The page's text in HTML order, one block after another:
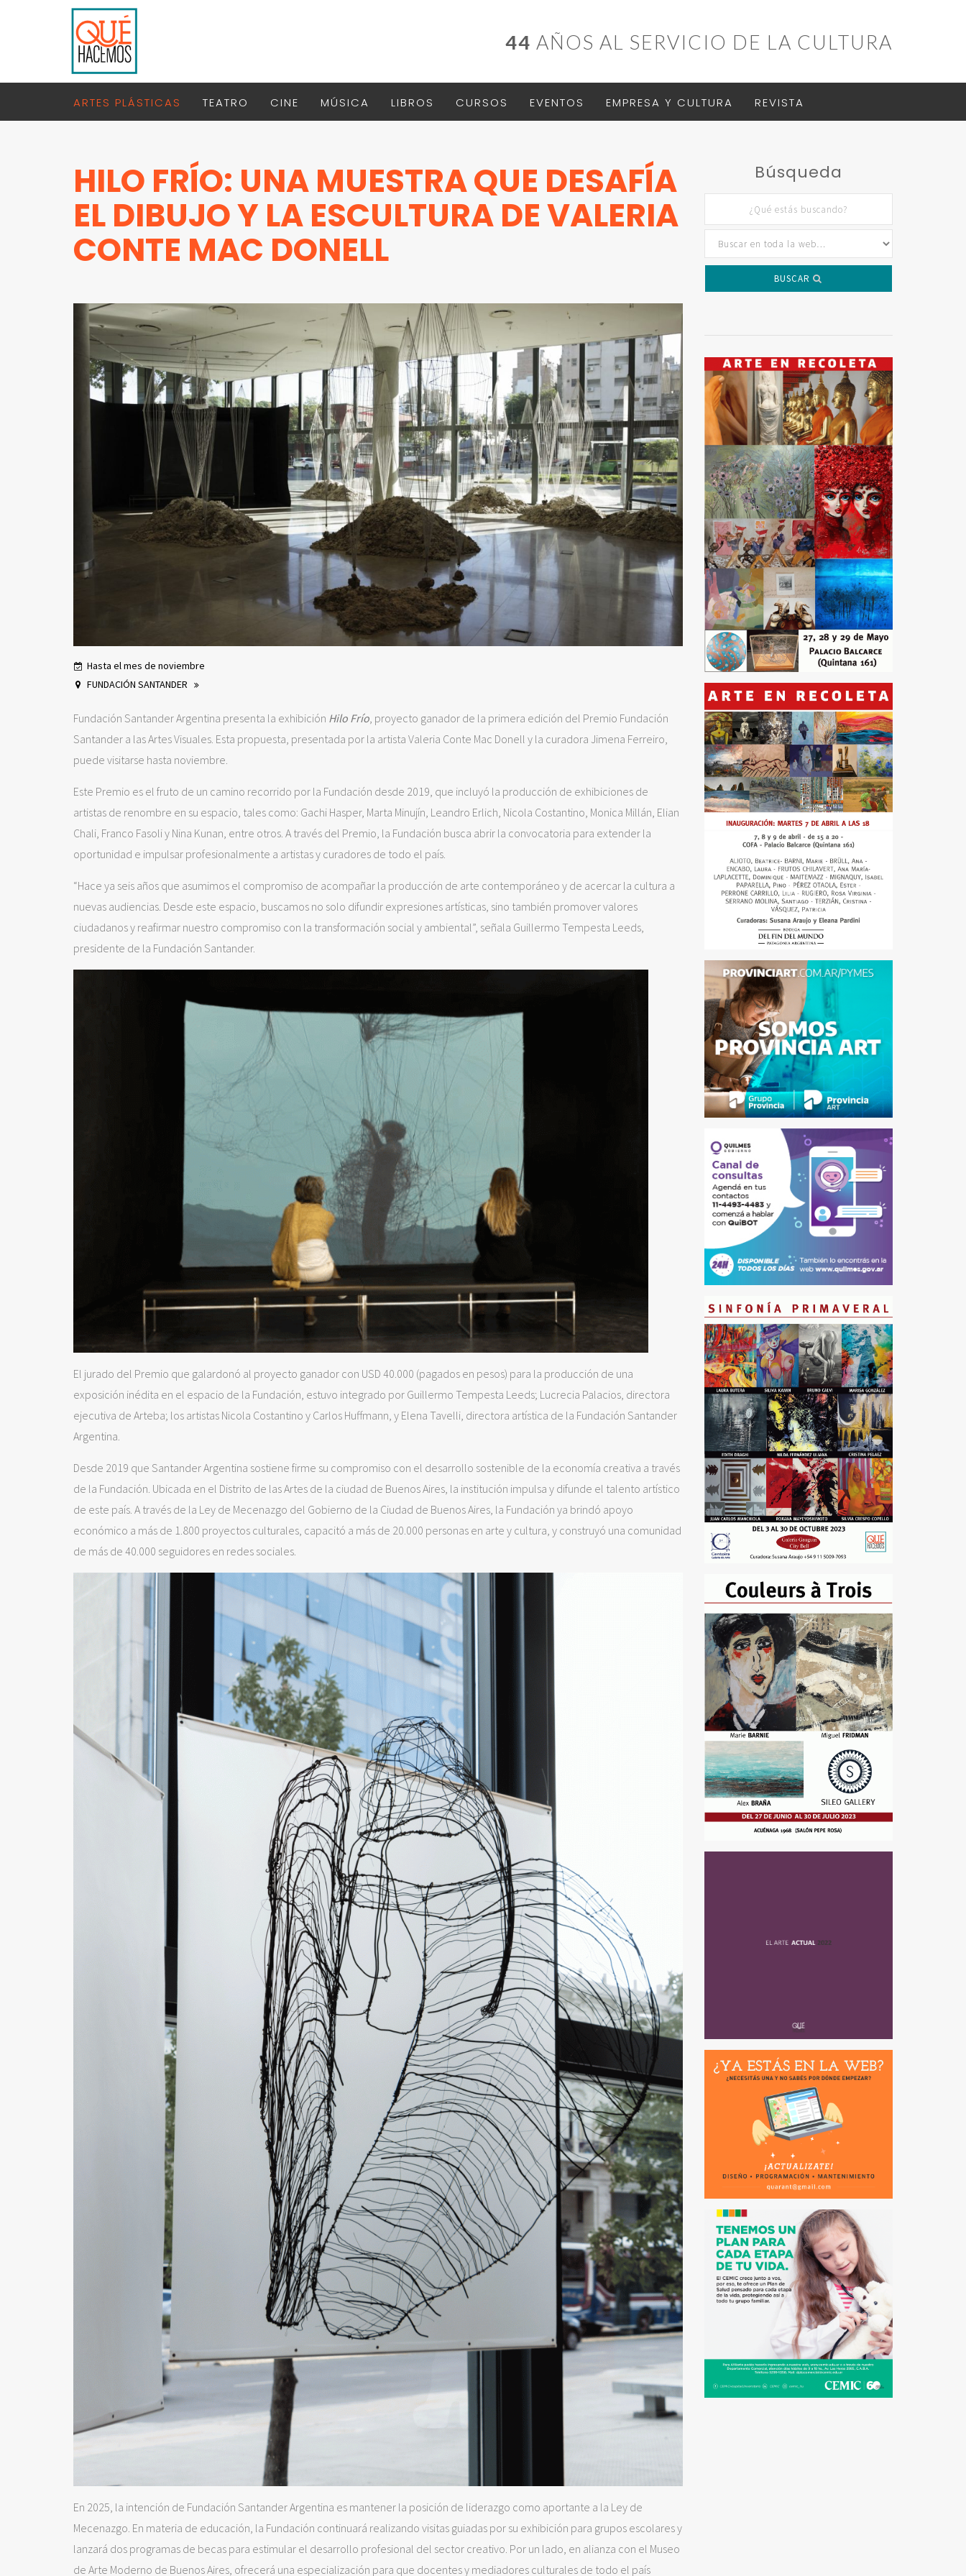
44 AÑOS AL SERVICIO DE LA CULTURA
ARTES PLÁSTICAS TEATRO CINE MÚSICA LIBROS CURSOS EVENTOS EMPRESA Y CULTURA REVISTA
HILO FRÍO: UNA MUESTRA QUE DESAFÍA
EL DIBUJO Y LA ESCULTURA DE VALERIA
CONTE MAC DONELL
Hasta el mes de noviembre
FUNDACIÓN SANTANDER
Fundación Santander Argentina presenta la exhibición Hilo Frío , proyecto ganador de la primera edición del Premio Fundación
Santander a las Artes Visuales. Esta propuesta, presentada por la artista Valeria Conte Mac Donell y la curadora Jimena Ferreiro,
puede visitarse hasta noviembre.
Este Premio es el fruto de un camino recorrido por la Fundación desde 2019, que incluyó la producción de exhibiciones de
artistas de renombre en su espacio, tales como: Gachi Hasper, Marta Minujín, Leandro Erlich, Nicola Costantino, Monica Millán, Elian
Chali, Franco Fasoli y Nina Kunan, entre otros. A través del Premio, la Fundación busca abrir la convocatoria para extender la
oportunidad e impulsar profesionalmente a artistas y curadores de todo el país.
“Hace ya seis años que asumimos el compromiso de acompañar la producción de arte contemporáneo y de acercar la cultura a
nuevas audiencias. Desde este espacio, buscamos no solo difundir expresiones artísticas, sino también promover valores
ciudadanos y reafirmar nuestro compromiso con la transformación social y ambiental”, señala Guillermo Tempesta Leeds,
presidente de la Fundación Santander.
El jurado del Premio que galardonó al proyecto ganador con USD 40.000 (pagados en pesos) para la producción de una
exposición inédita en el espacio de la Fundación, estuvo integrado por Guillermo Tempesta Leeds; Lucrecia Palacios, directora
ejecutiva de Arteba; los artistas Nicola Costantino y Carlos Huffmann, y Elena Tavelli, directora artística de la Fundación Santander
Argentina.
Desde 2019 que Santander Argentina sostiene firme su compromiso con el desarrollo sostenible de la economía creativa a través
de la Fundación. Ubicada en el Distrito de las Artes de la ciudad de Buenos Aires, la institución impulsa y difunde el talento artístico
de este país. A través de la Ley de Mecenazgo del Gobierno de la Ciudad de Buenos Aires, la Fundación ya brindó apoyo
económico a más de 1.800 proyectos culturales, capacitó a más de 20.000 personas en arte y cultura, y construyó una comunidad
de más de 40.000 seguidores en redes sociales.
En 2025, la intención de Fundación Santander Argentina es mantener la posición de liderazgo como aportante a la Ley de
Mecenazgo. En materia de educación, la Fundación continuará realizando visitas guiadas por su exhibición para grupos escolares y
lanzará dos programas de becas para estimular el desarrollo profesional del sector creativo. Por un lado, en alianza con el Museo
de Arte Moderno de Buenos Aires, ofrecerá una especialización para que docentes y mediadores culturales de todo el país
Búsqueda
BUSCAR